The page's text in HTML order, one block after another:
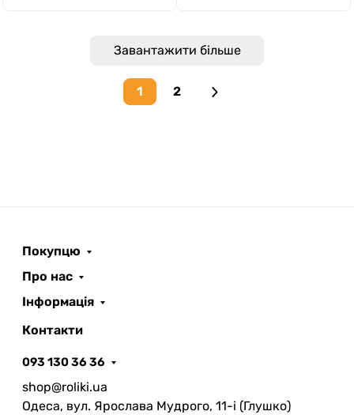
Завантажити більше
1 2
Next page
Покупцю
Про нас
Інформація
Контакти
093 130 36 36
shop@roliki.ua
Одеса, вул. Ярослава Мудрого, 11-i (Глушко)